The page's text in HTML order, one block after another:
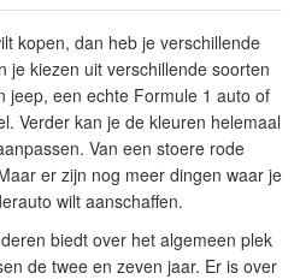
kopen, dan heb je verschillende
je kiezen uit verschillende soorten
jeep, een echte Formule 1 auto of
Verder kan je de kleuren helemaal
Van een stoere rode
er zijn nog meer dingen waar je
wilt aanschaffen.
biedt over het algemeen plek
de twee en zeven jaar. Er is over